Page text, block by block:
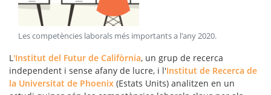
Les competències laborals més importants a l'any 2020.
L'Institut del Futur de Califòrnia, un grup de recerca
independent i sense afany de lucre, i l'Institut de Recerca de
la Universitat de Phoenix (Estats Units) analitzen en un